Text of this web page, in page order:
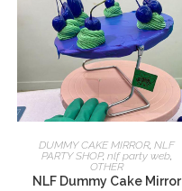
查看內容
DUMMY CAKE MIRROR, NLF
PARTY SHOP, nlf party web,
OTHER
NLF Dummy Cake Mirror